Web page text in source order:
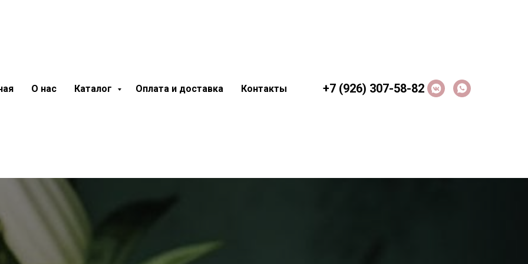
О нас Каталог Оплата и доставка Контакты +7 (926) 307-58-82